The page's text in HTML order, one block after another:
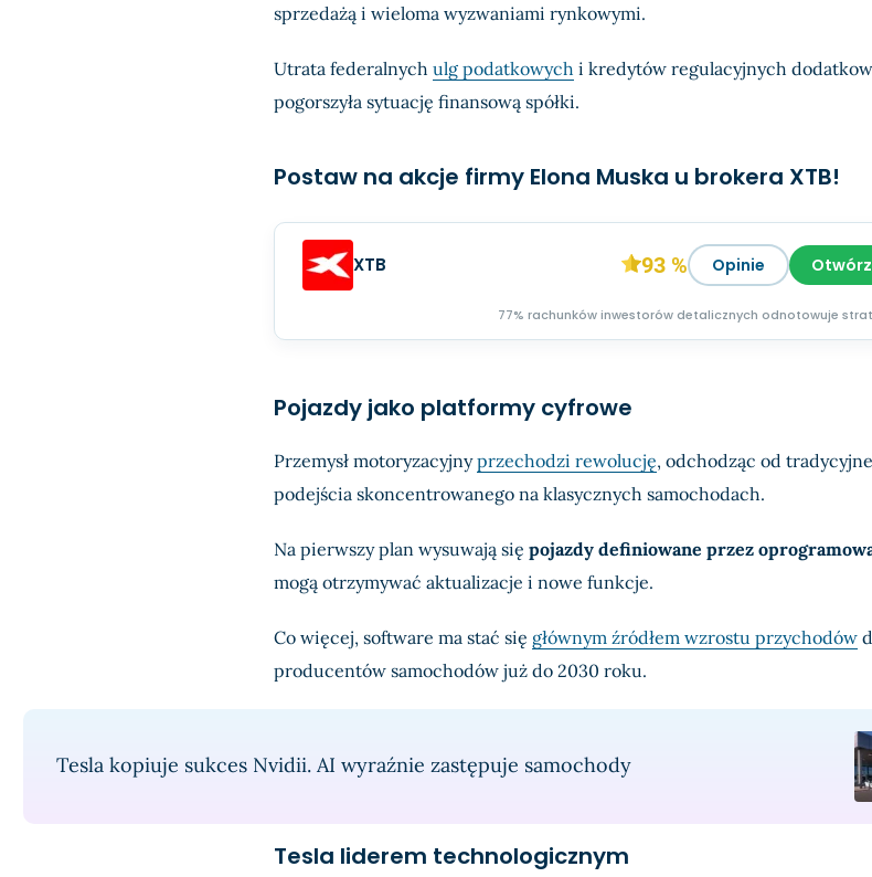
sprzedażą i wieloma wyzwaniami rynkowymi.
Utrata federalnych ulg podatkowych i kredytów regulacyjnych
pogorszyła sytuację finansową spółki.
Postaw na akcje firmy Elona Muska u brokera XTB!
XTB 93 % Opinie
77% rachunków inwestorów detalicznych odnotowuje
Pojazdy jako platformy cyfrowe
Przemysł motoryzacyjnyprzechodzi rewolucję, odchodząc od
podejścia skoncentrowanego na klasycznych samochodach.
Na pierwszy plan wysuwają się pojazdy definiowane przez
mogą otrzymywać aktualizacje i nowe funkcje.
Co więcej, software ma stać się głównym źródłem wzrostu przychodów
producentów samochodów już do 2030 roku.
Tesla kopiuje sukces Nvidii. AI wyraźnie zastępuje samochody
Tesla liderem technologicznym